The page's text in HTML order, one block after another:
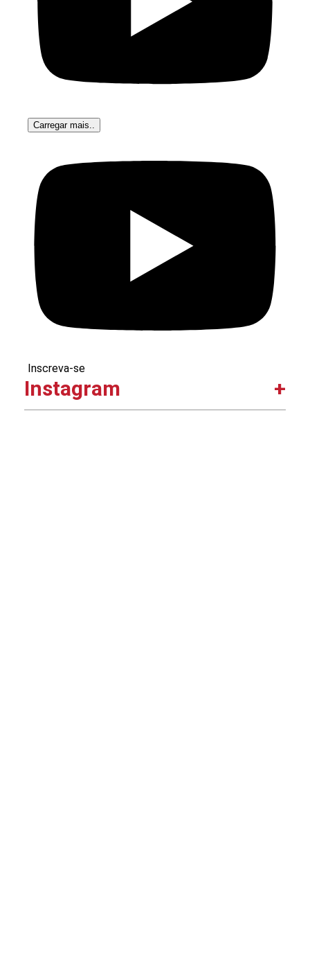
Carregar mais..
Inscreva-se
Instagram